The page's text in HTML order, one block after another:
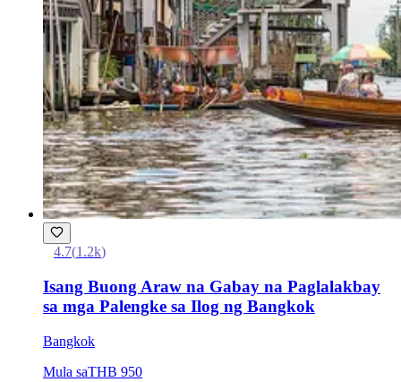
4.7(1.2k)
Isang Buong Araw na Gabay na Paglalakbay
sa mga Palengke sa Ilog ng Bangkok
Bangkok
Mula saTHB 950